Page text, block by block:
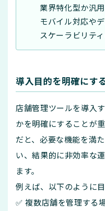
業界特化型か汎
モバイル対応や
スケーラビリテ
導入目的を明確にす
店舗管理ツールを導入
かを明確にすることが
だと、必要な機能を満
い、結果的に非効率な
ます。
例えば、以下のように
✅ 複数店舗を管理する